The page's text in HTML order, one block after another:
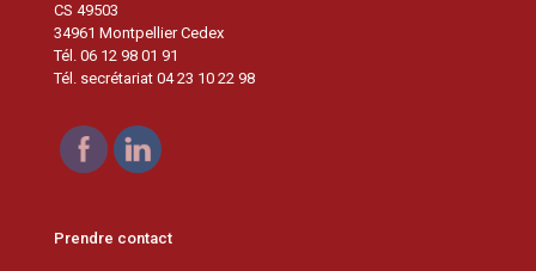
CS 49503
34961 Montpellier Cedex
Tél. 06 12 98 01 91
Tél. secrétariat 04 23 10 22 98
Prendre contact